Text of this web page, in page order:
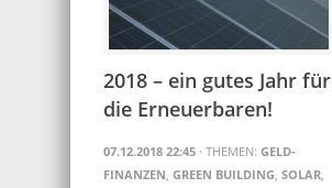
2018 – ein gutes Jahr für
die Erneuerbaren!
07.12.2018 22:45 · THEMEN: GELD-
FINANZEN, GREEN BUILDING, SOLAR,